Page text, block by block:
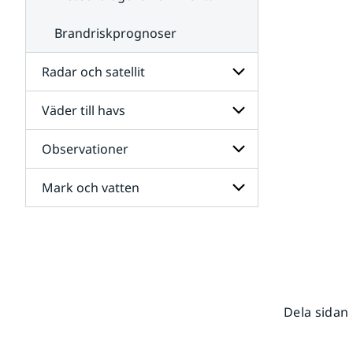
Brandriskprognoser
Radar och satellit
Undersidor
för
Radar
och
satellit
Väder till havs
Undersidor
för
Väder
till
havs
Observationer
Undersidor
för
Mark och vatten
Dela sidan